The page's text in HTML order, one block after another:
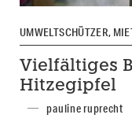
UMWELTSCHÜTZER,
Vielfältiges
Hitzegipfel
pauline ruprecht